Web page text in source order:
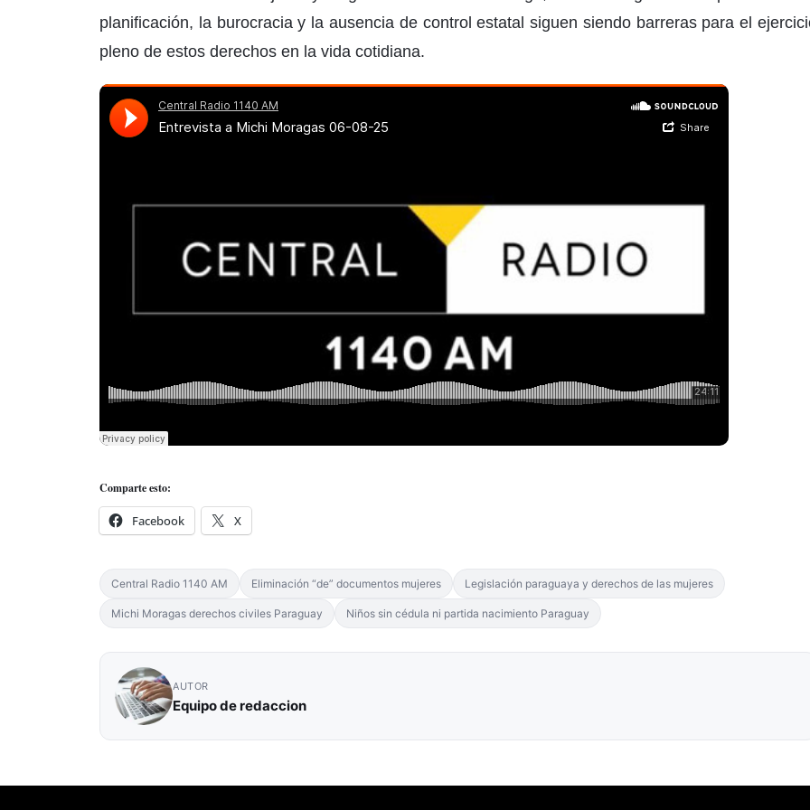
planificación, la burocracia y la ausencia de control estatal siguen siendo barreras para el
pleno de estos derechos en la vida cotidiana.
Comparte esto:
Facebook X
Central Radio 1140 AM Eliminación “de” documentos mujeres Legislación paraguaya y derechos de las mujeres
Michi Moragas derechos civiles Paraguay Niños sin cédula ni partida nacimiento Paraguay
AUTOR
Equipo de redaccion